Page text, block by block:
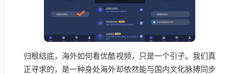
归根结底，海外如何看优酷视频，只是一个引子。我们真
正寻求的，是一种身处海外却依然能与国内文化脉搏同步